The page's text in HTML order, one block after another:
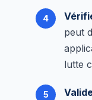
peut
lutte